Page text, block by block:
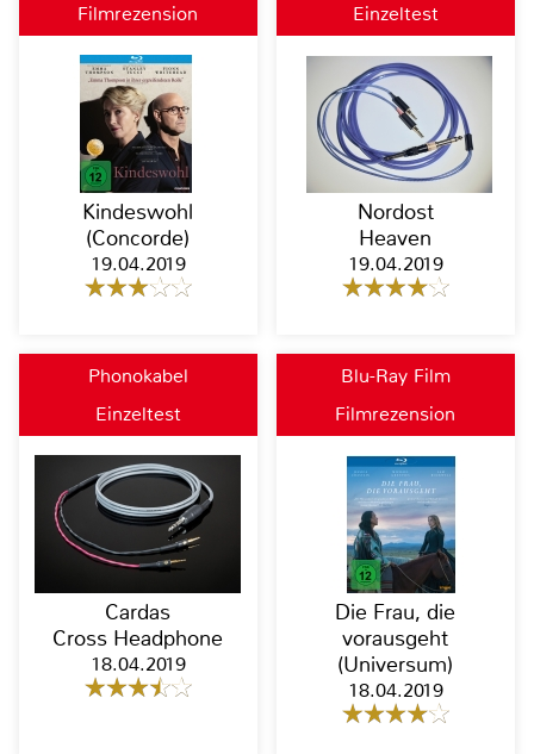
Filmrezension
Kindeswohl
(Concorde)
19.04.2019
Einzeltest
Nordost
Heaven
19.04.2019
Phonokabel
Einzeltest
Cardas
Cross Headphone
18.04.2019
Blu-Ray Film
Filmrezension
Die Frau, die
vorausgeht
(Universum)
18.04.2019